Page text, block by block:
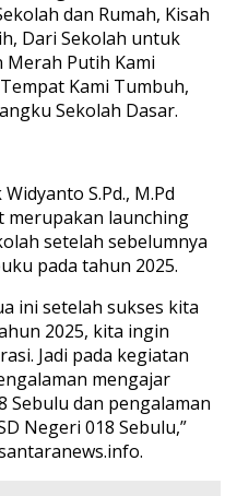
dan Rumah, Kisah
Dari Sekolah untuk
Merah Putih Kami
Kami Tumbuh,
Sekolah Dasar.
S.Pd., M.Pd
merupakan launching
setelah sebelumnya
pada tahun 2025.
ini setelah sukses kita
2025, kita ingin
Jadi pada kegiatan
mengajar
Sebulu dan pengalaman
Negeri 018 Sebulu,”